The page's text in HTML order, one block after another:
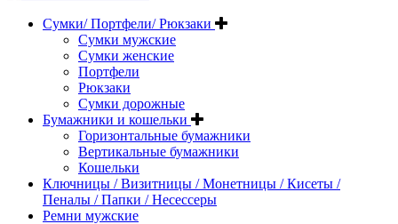
Сумки/ Портфели/ Рюкзаки
Сумки мужские
Сумки женские
Портфели
Рюкзаки
Сумки дорожные
Бумажники и кошельки
Горизонтальные бумажники
Вертикальные бумажники
Кошельки
Ключницы / Визитницы / Монетницы / Кисеты /
Пеналы / Папки / Несессеры
Ремни мужские